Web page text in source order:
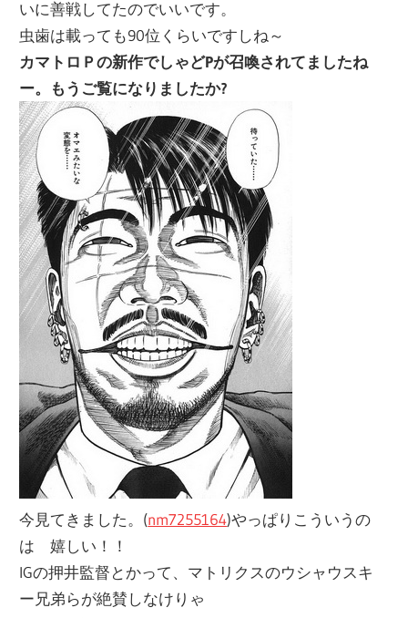
いに善戦してたのでいいです。
虫歯は載っても90位くらいですしね～
カマトロＰの新作でしゃどPが召喚されてましたね
ー。もうご覧になりましたか?
今見てきました。(nm7255164)やっぱりこういうの
は 嬉しい！！
IGの押井監督とかって、マトリクスのウシャウスキ
ー兄弟らが絶賛しなけりゃ